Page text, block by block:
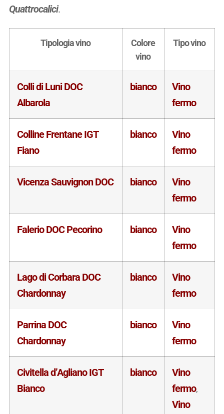
Quattrocalici.
Tipologia vino
Colore
vino
Tipo vino
Colli di Luni DOC
Albarola
bianco
Vino
fermo
Colline Frentane IGT
Fiano
bianco
Vino
fermo
Vicenza Sauvignon DOC bianco
Vino
fermo
Falerio DOC Pecorino bianco
Vino
fermo
Lago di Corbara DOC
Chardonnay
bianco
Vino
fermo
Parrina DOC
Chardonnay
bianco
Vino
fermo
Civitella d’Agliano IGT
Bianco
bianco
Vino
fermo,
Vino